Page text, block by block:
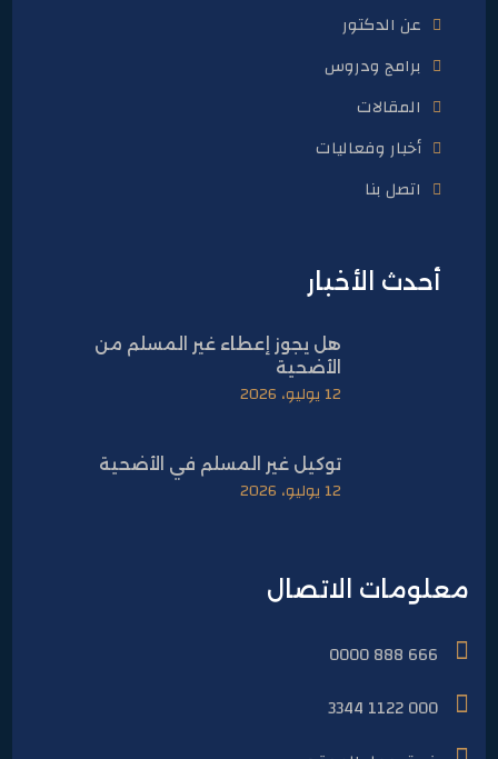
عن الدكتور
برامج ودروس
المقالات
أخبار وفعاليات
اتصل بنا
أحدث الأخبار
هل يجوز إعطاء غير المسلم من
الأضحية
12 يوليو، 2026
توكيل غير المسلم في الأضحية
12 يوليو، 2026
معلومات الاتصال
666 888 0000
000 1122 3344